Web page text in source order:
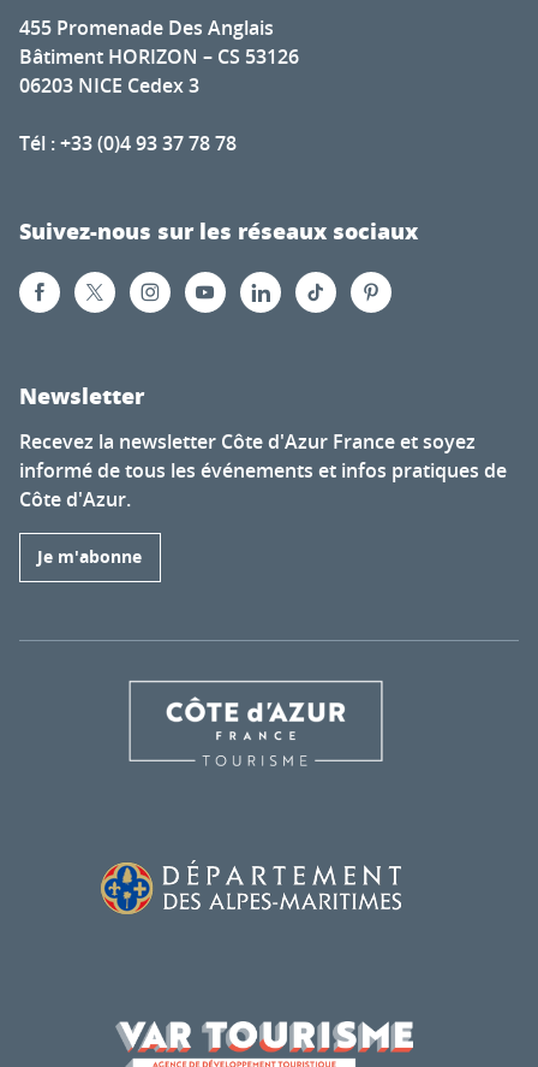
455 Promenade Des Anglais
Bâtiment HORIZON – CS 53126
06203 NICE Cedex 3
Tél : +33 (0)4 93 37 78 78
Suivez-nous sur les réseaux sociaux
Newsletter
Recevez la newsletter Côte d'Azur France et soyez
informé de tous les événements et infos pratiques de
Côte d'Azur.
Je m'abonne